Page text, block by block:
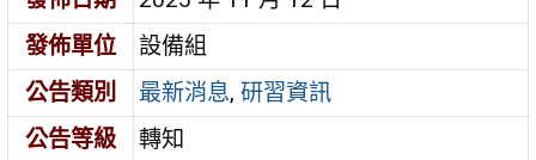
發佈單位
設備組
公告類別
最新消息,研習資訊
公告等級
轉知